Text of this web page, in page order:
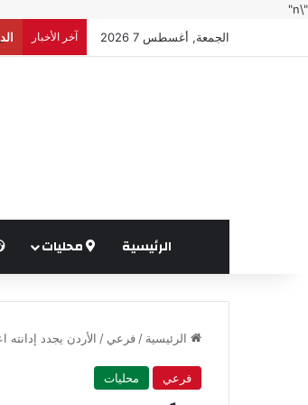
"\n"
الجمعة, أغسطس 7 2026
آخر الأخبار
الرئيسية محليات
الرئيسية / فرعي / الأردن يجدد
فرعي محليات